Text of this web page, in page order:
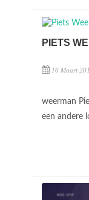
PIETS
16 Maart
weerman
een andere